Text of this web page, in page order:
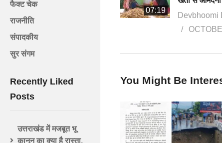
फैक्ट चेक
राजनीति
संपादकीय
सुर संगम
Recently Liked
Posts
उत्तराखंड में मजबूत भू
कानून का क्या है रास्ता,
07:19
Devbhoomi
You Might Be